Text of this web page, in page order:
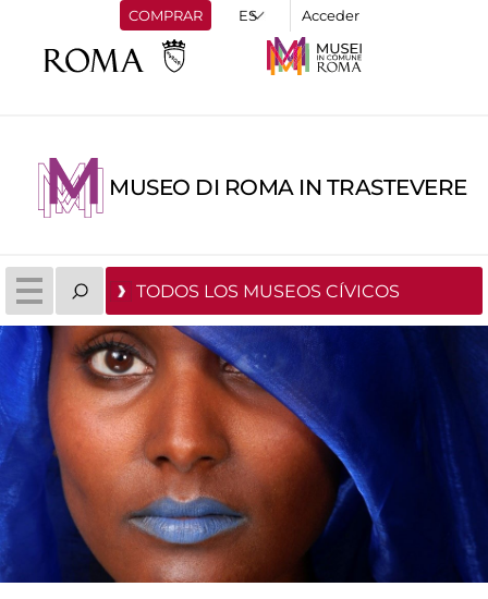
COMPRAR Acceder
MUSEO DI ROMA IN TRASTEVERE
TODOS LOS MUSEOS CÍVICOS